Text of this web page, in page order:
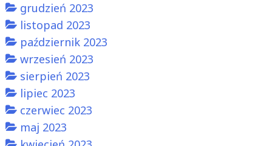
grudzień 2023
listopad 2023
październik 2023
wrzesień 2023
sierpień 2023
lipiec 2023
czerwiec 2023
maj 2023